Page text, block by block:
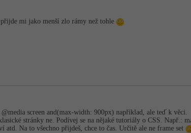
mi jako menší zlo rámy než tohle
screen and(max-width: 900px) například, ale teď k věci.
stránky ne. Podívej se na nějaké tutoriály o CSS. Např.:
atd. Na to všechno přijdeš, chce to čas. Určitě ale ne frame set